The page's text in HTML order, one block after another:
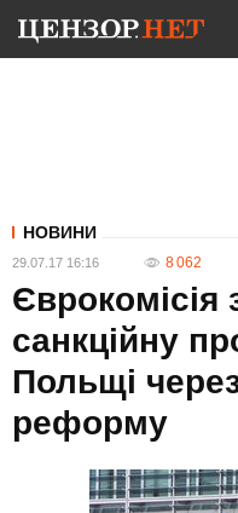
НОВИНИ
29.07.17 16:16 8 062
Єврокомісія
санкційну
Польщі
реформу